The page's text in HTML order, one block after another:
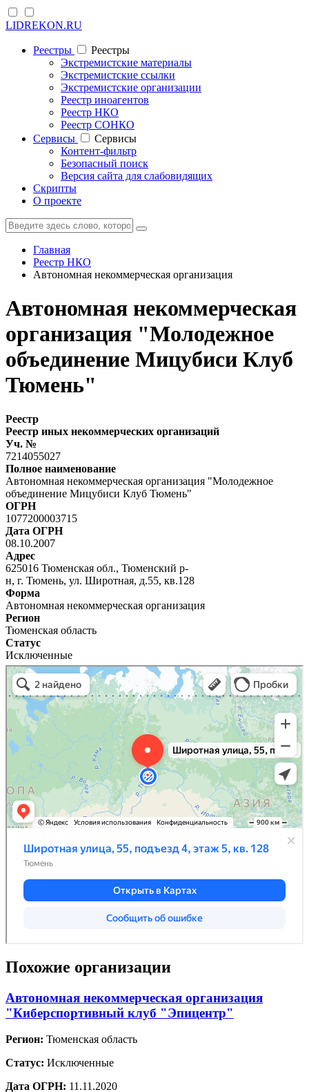
LIDREKON.RU
Реестры
Реестры
Экстремистские материалы
Экстремистские ссылки
Экстремистские организации
Реестр иноагентов
Реестр НКО
Реестр СОНКО
Cервисы
Cервисы
Контент-фильтр
Безопасный поиск
Версия сайта для слабовидящих
Скрипты
О проекте
Главная
Реестр НКО
Автономная некоммерческая организация
Автономная некоммерческая
организация "Молодежное
объединение Мицубиси Клуб
Тюмень"
Реестр
Реестр иных некоммерческих организаций
Уч. №
7214055027
Полное наименование
Автономная некоммерческая организация "Молодежное
объединение Мицубиси Клуб Тюмень"
ОГРН
1077200003715
Дата ОГРН
08.10.2007
Адрес
625016 Тюменская обл., Тюменский р-
н, г. Тюмень, ул. Широтная, д.55, кв.128
Форма
Автономная некоммерческая организация
Регион
Тюменская область
Статус
Исключенные
Похожие организации
Автономная некоммерческая организация
"Киберспортивный клуб "Эпицентр"
Регион: Тюменская область
Статус: Исключенные
Дата ОГРН: 11.11.2020